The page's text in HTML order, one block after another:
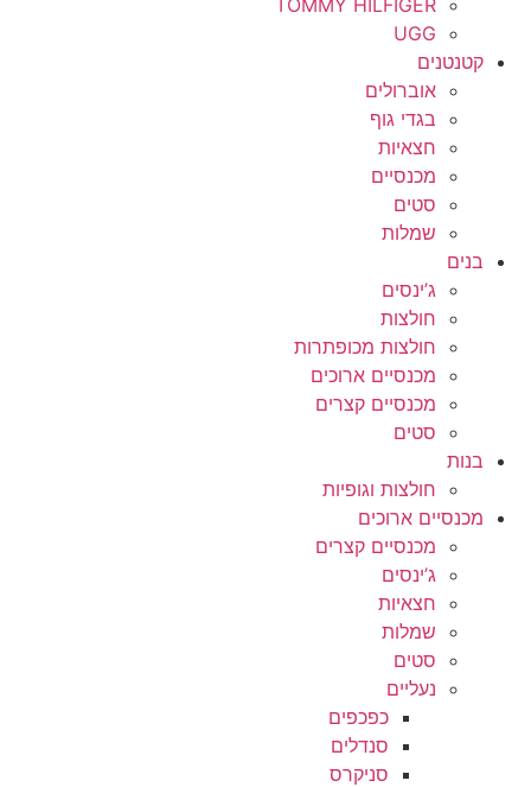
UGG
קטנטנים
אוברולים
בגדי גוף
חצאיות
מכנסיים
סטים
שמלות
בנים
ג’ינסים
חולצות
חולצות מכופתרות
מכנסיים ארוכים
מכנסיים קצרים
סטים
בנות
חולצות וגופיות
מכנסיים ארוכים
מכנסיים קצרים
ג’ינסים
חצאיות
שמלות
סטים
נעליים
כפכפים
סנדלים
סניקרס